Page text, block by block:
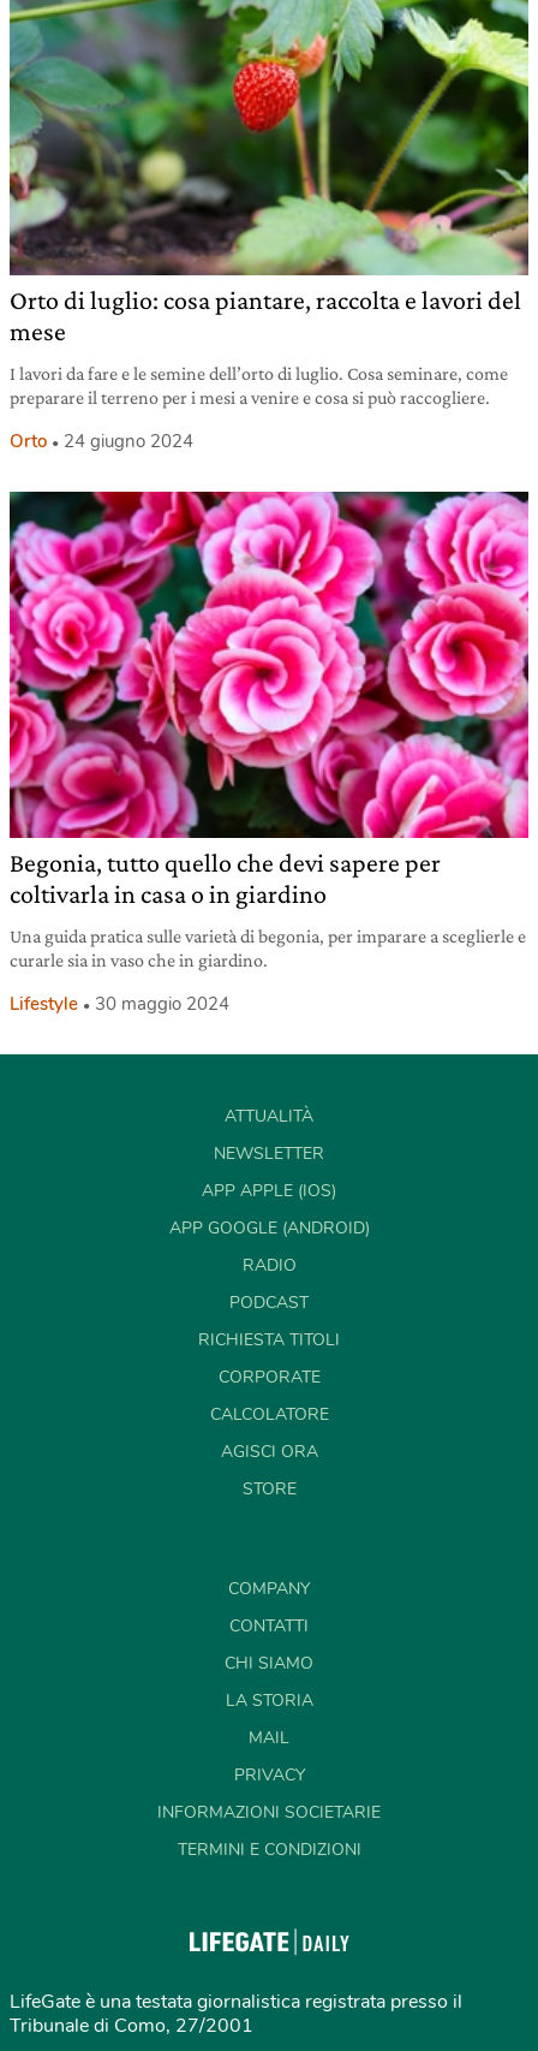
Orto di luglio: cosa piantare, raccolta e lavori del
mese
I lavori da fare e le semine dell’orto di luglio. Cosa seminare, come
preparare il terreno per i mesi a venire e cosa si può raccogliere.
Orto 24 giugno 2024
Begonia, tutto quello che devi sapere per
coltivarla in casa o in giardino
Una guida pratica sulle varietà di begonia, per imparare a sceglierle e
curarle sia in vaso che in giardino.
Lifestyle 30 maggio 2024
ATTUALITÀ
NEWSLETTER
APP APPLE (IOS)
APP GOOGLE (ANDROID)
RADIO
PODCAST
RICHIESTA TITOLI
CORPORATE
CALCOLATORE
AGISCI ORA
STORE
COMPANY
CONTATTI
CHI SIAMO
LA STORIA
MAIL
PRIVACY
INFORMAZIONI SOCIETARIE
TERMINI E CONDIZIONI
LifeGate è una testata giornalistica registrata presso il
Tribunale di Como, 27/2001